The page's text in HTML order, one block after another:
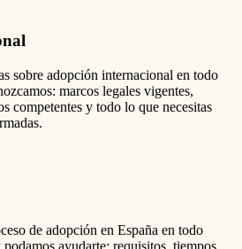
sobre adopción internacional en todo
marcos legales vigentes,
competentes y todo lo que necesitas
de adopción en España en todo